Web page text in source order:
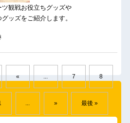
観戦お役立ちグッズや
ッズをご紹介します。
« ... 7 8
... » 最後 »